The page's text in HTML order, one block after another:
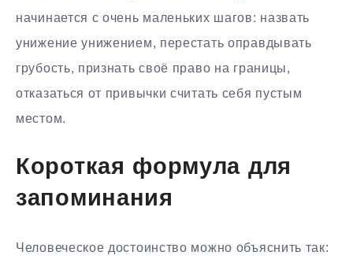
начинается с очень маленьких шагов: назвать
унижение унижением, перестать оправдывать
грубость, признать своё право на границы,
отказаться от привычки считать себя пустым
местом.
Короткая формула для
запоминания
Человеческое достоинство можно объяснить так: